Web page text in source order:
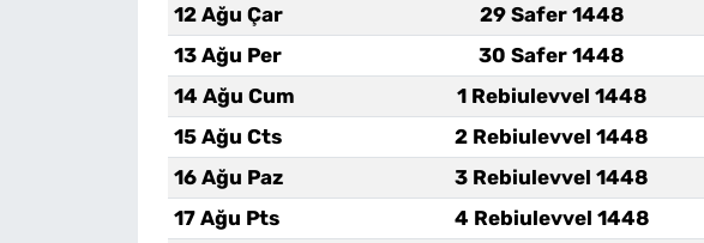
12 Ağu Çar
29 Safer 1448
13 Ağu Per
30 Safer 1448
14 Ağu Cum
1 Rebiulevvel 1448
15 Ağu Cts
2 Rebiulevvel 1448
16 Ağu Paz
3 Rebiulevvel 1448
17 Ağu Pts
4 Rebiulevvel 1448